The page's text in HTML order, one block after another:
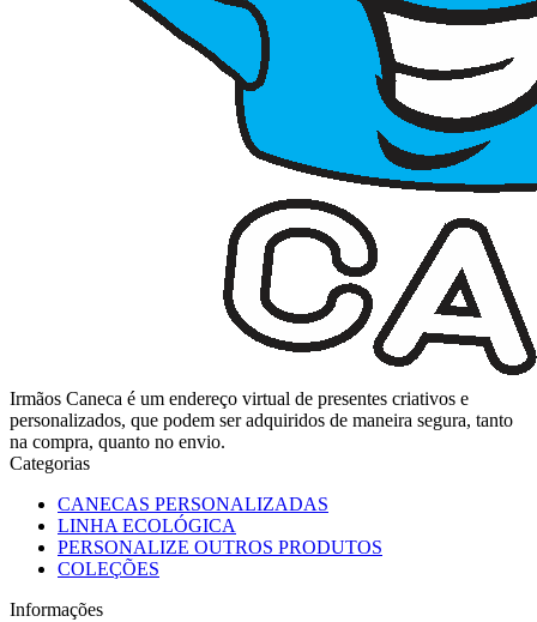
Irmãos Caneca é um endereço virtual de presentes criativos e
personalizados, que podem ser adquiridos de maneira segura, tanto
na compra, quanto no envio.
Categorias
CANECAS PERSONALIZADAS
LINHA ECOLÓGICA
PERSONALIZE OUTROS PRODUTOS
COLEÇÕES
Informações